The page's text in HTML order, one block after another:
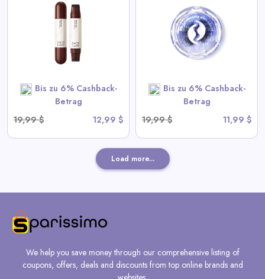
Bis zu 6% Cashback-
Betrag
19,99 $
12,99 $
Bis zu 6% Cashback-
Betrag
19,99 $
11,99 $
Selbstklebende Wimpern
View All Sace Lady Deals
SHOP NOW
Load more...
We help you save money through our comprehensive listing of
coupons, offers, deals and discounts from top online brands and